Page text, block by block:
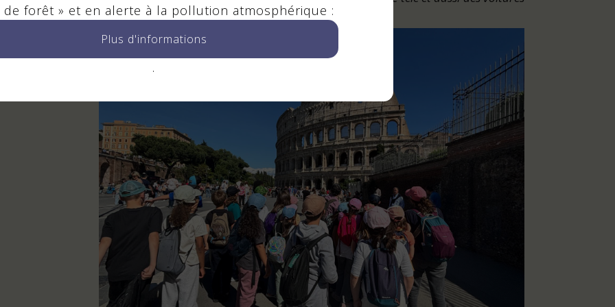
à trois roues ».
de forêt » et en alerte à la pollution atmosphérique :
Plus d'informations
.